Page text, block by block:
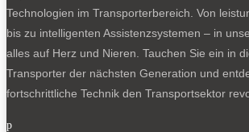
Technologien im Transporterbereich. Von
bis zu intelligenten Assistenzsystemen – in
alles auf Herz und Nieren. Tauchen Sie ein in
Transporter der nächsten Generation und
fortschrittliche Technik den Transportsektor
p